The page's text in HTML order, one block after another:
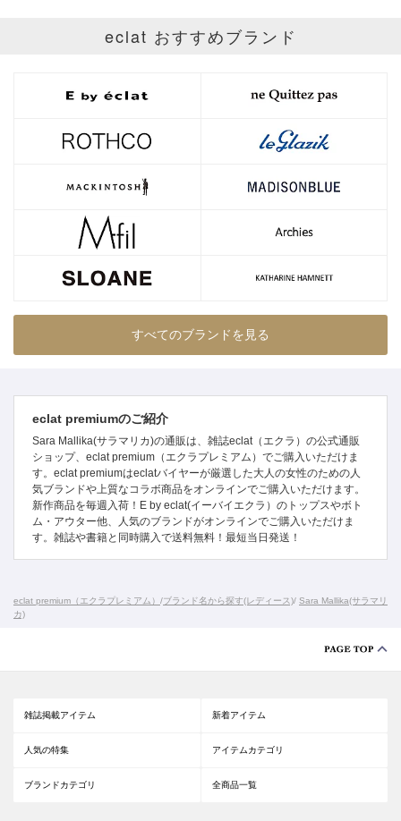
eclat おすすめブランド
すべてのブランドを見る
eclat premiumのご紹介
Sara Mallika(サラマリカ)の通販は、雑誌eclat（エクラ）の公式通販
ショップ、eclat premium（エクラプレミアム）でご購入いただけま
す。eclat premiumはeclatバイヤーが厳選した大人の女性のための人
気ブランドや上質なコラボ商品をオンラインでご購入いただけます。
新作商品を毎週入荷！E by eclat(イーバイエクラ）のトップスやボト
ム・アウター他、人気のブランドがオンラインでご購入いただけま
す。雑誌や書籍と同時購入で送料無料！最短当日発送！
eclat premium（エクラプレミアム） /ブランド名から探す(レディース)/ Sara Mallika(サラマリ
カ)
雑誌掲載アイテム 新着アイテム
人気の特集 アイテムカテゴリ
ブランドカテゴリ 全商品一覧